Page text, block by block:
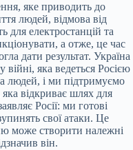
яке приводить до
людей, відмова від
для електростанцій та
а отже, це час
дати результат. Україна
яка ведеться Росією
людей, і ми підтримуємо
відкриває шлях для
Росії: ми готові
свої атаки. Це
може створити належні
він.